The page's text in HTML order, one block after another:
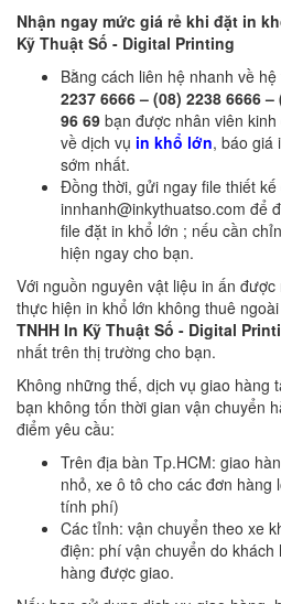
Nhận ngay mức giá rẻ khi đặt in
Kỹ Thuật Số - Digital Printing
Bằng cách liên hệ nhanh về
2237 6666 – (08) 2238 6666
96 69 bạn được nhân viên
về dịch vụ in khổ lớn, báo giá
sớm nhất.
Đồng thời, gửi ngay file thiết
innhanh@inkythuatso.com để
file đặt in khổ lớn ; nếu cần
hiện ngay cho bạn.
Với nguồn nguyên vật liệu in ấn
thực hiện in khổ lớn không thuê
TNHH In Kỹ Thuật Số - Digital
nhất trên thị trường cho bạn.
Không những thế, dịch vụ giao hàng
bạn không tốn thời gian vận chuyển
điểm yêu cầu:
Trên địa bàn Tp.HCM: giao
nhỏ, xe ô tô cho các đơn hàng
tính phí)
Các tỉnh: vận chuyển theo xe
điện: phí vận chuyển do
hàng được giao.